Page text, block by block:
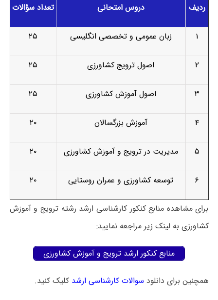
ردیف دروس امتحانی تعداد سؤالات
۱ زبان عمومی و تخصصی انگلیسی ۲۵
۲ اصول ترویج کشاورزی ۲۵
۳ اصول آموزش کشاورزی ۲۵
۴ آموزش بزرگسالان ۲۰
۵ مدیریت در ترویج و آموزش کشاورزی ۲۰
۶ توسعه کشاورزی و عمران روستایی ۲۰
برای مشاهده منابع کنکور کارشناسی ارشد رشته ترویج و آموزش
کشاورزی به لینک زیر مراجعه نمایید:
منابع کنکور ارشد ترویج و آموزش کشاورزی
همچنین برای دانلود سوالات کارشناسی ارشد کلیک کنید.